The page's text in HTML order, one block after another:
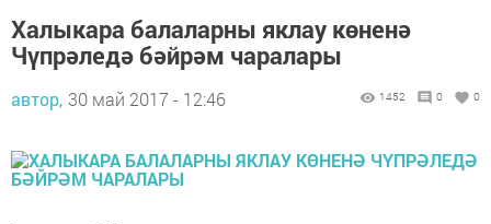
Халыкара балаларны яклау көненә
Чүпрәледә бәйрәм чаралары
автор, 30 май 2017 - 12:46 1452 0 0